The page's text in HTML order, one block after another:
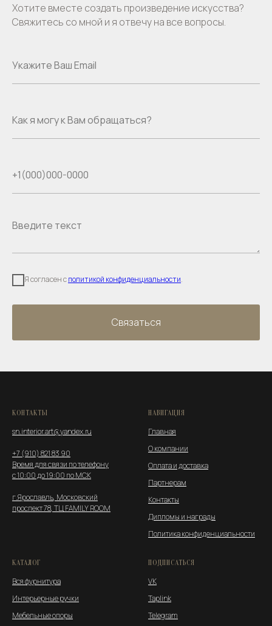
Хотите вместе создать произведение искусства?
Свяжитесь со мной и я отвечу на все вопросы.
Я согласен сполитикой конфиденциальности.
Связаться
КОНТАКТЫ
sn.interior.art@yandex.ru
+7 (910) 821 83 90
Время для связи по телефону
с 10:00 до 19:00 по МСК
г.Ярославль, Московский
проспект 78, ТЦ FAMILY ROOM
НАВИГАЦИЯ
Главная
О компании
Оплата идоставка
Партнерам
Контакты
Дипломы и награды
Политика конфиденциальности
КАТАЛОГ
Вся фурнитура
Интерьерные ручки
Мебельные опоры
ПОДПИСАТЬСЯ
VK
Taplink
Telegram